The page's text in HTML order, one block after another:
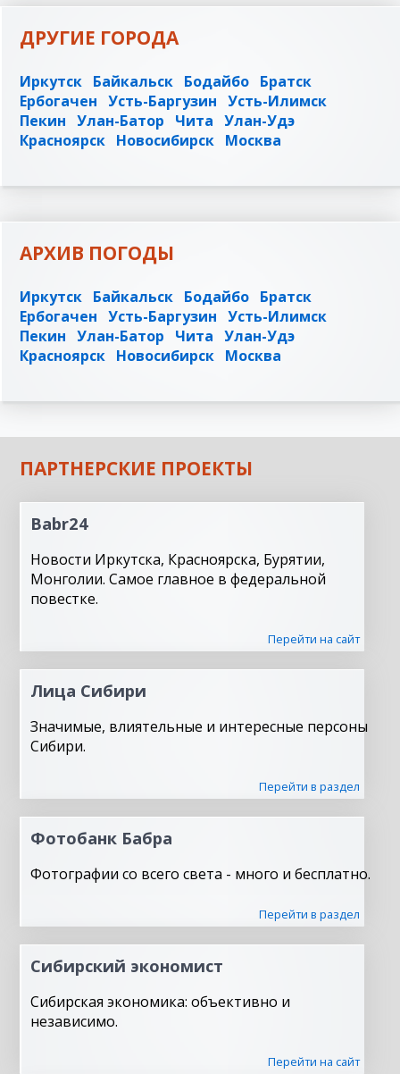
ДРУГИЕ ГОРОДА
Иркутск Байкальск Бодайбо Братск
Ербогачен Усть-Баргузин Усть-Илимск
Пекин Улан-Батор Чита Улан-Удэ
Красноярск Новосибирск Москва
АРХИВ ПОГОДЫ
Иркутск Байкальск Бодайбо Братск
Ербогачен Усть-Баргузин Усть-Илимск
Пекин Улан-Батор Чита Улан-Удэ
Красноярск Новосибирск Москва
ПАРТНЕРСКИЕ ПРОЕКТЫ
Babr24
Новости Иркутска, Красноярска, Бурятии,
Монголии. Самое главное в федеральной
повестке.
Перейти на сайт
Лица Сибири
Значимые, влиятельные и интересные персоны
Сибири.
Перейти в раздел
Фотобанк Бабра
Фотографии со всего света - много и бесплатно.
Перейти в раздел
Сибирский экономист
Сибирская экономика: объективно и
независимо.
Перейти на сайт